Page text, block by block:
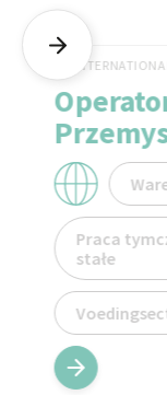
Praca
stałe